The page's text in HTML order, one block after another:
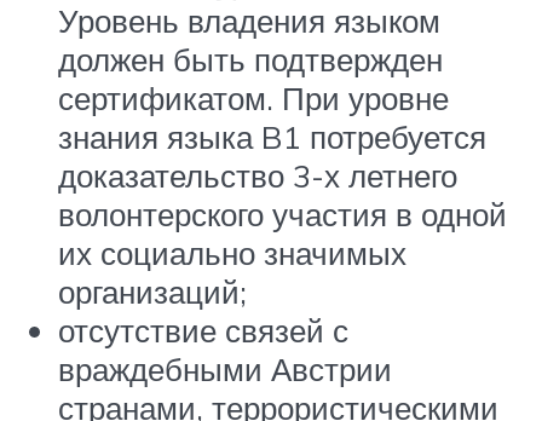
Уровень владения языком
должен быть подтвержден
сертификатом. При уровне
знания языка B1 потребуется
доказательство 3-х летнего
волонтерского участия в одной
их социально значимых
организаций;
отсутствие связей с
враждебными Австрии
странами, террористическими